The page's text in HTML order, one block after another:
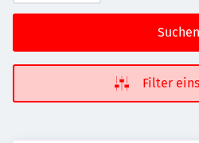
Suchen
Filter